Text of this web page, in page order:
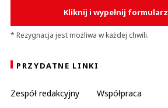
Kliknij i wypełnij formularz
* Rezygnacja jest możliwa w każdej chwili.
PRZYDATNE LINKI
Zespół redakcyjny Współpraca